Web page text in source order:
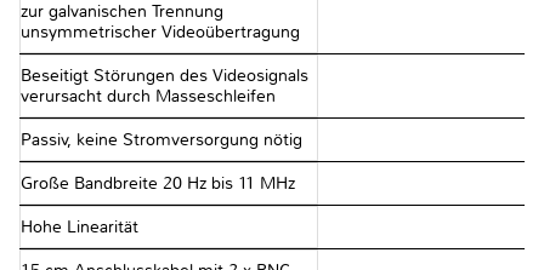
zur galvanischen Trennung
unsymmetrischer Videoübertragung
Beseitigt Störungen des Videosignals
verursacht durch Masseschleifen
Passiv, keine Stromversorgung nötig
Große Bandbreite 20 Hz bis 11 MHz
Hohe Linearität